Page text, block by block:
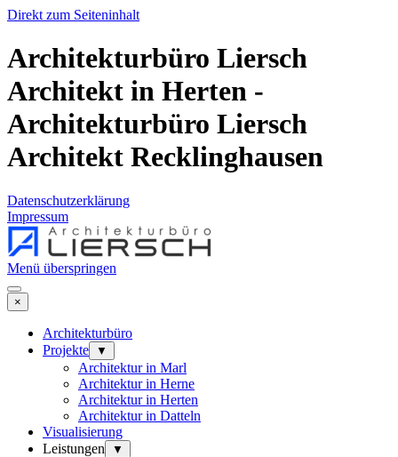
Direkt zum Seiteninhalt
Architekturbüro Liersch
Architekt in Herten -
Architekturbüro Liersch
Architekt Recklinghausen
Datenschutzerklärung
Impressum
Menü überspringen
×
Architekturbüro
Projekte
▼
Architektur in Marl
Architektur in Herne
Architektur in Herten
Architektur in Datteln
Visualisierung
Leistungen
▼